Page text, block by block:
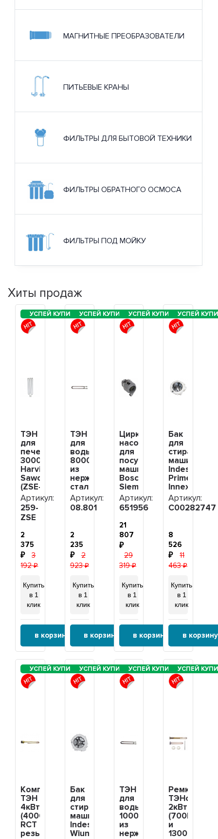
МАГНИТНЫЕ ПРЕОБРАЗОВАТЕЛИ
ПИТЬЕВЫЕ КРАНЫ
ФИЛЬТРЫ ДЛЯ БЫТОВОЙ ТЕХНИКИ
ФИЛЬТРЫ ОБРАТНОГО ОСМОСА
ФИЛЬТРЫ ПОД МОЙКУ
Хиты продаж
ТЭН
для
печей
3000W
Harvia,
Sawo
(ZSE-
259,
21259,
HTS005HR),
259-
ZSE
Артикул:
259-
ZSE
2
375
3
192
Купить
в 1
клик
в корзину
ТЭН
для
воды
8000W
из
нержавеющей
стали,
клеммы
под
гайку,
Ф7,
380V
для
ЭВАН,
08.801
Артикул:
08.801
2
235
2
923
Купить
в 1
клик
в корзину
Циркуляционный
насос
для
посудомоечной
машины
Bosch,
Siemens,
с
ТЭНом,
644997,
647397,
MTR503BO,
651956
Артикул:
651956
21
807
29
319
Купить
в 1
клик
в корзину
Бак
для
стиральной
машины
Indesit
Prime
Innex,
Ariston
Aqualtis
5кг,
7кг,
Hotpoint-
Ariston
в
сборе,
Артикул:
C00282747
8
526
11
463
Купить
в 1
клик
в корзину
Комплект
ТЭН
4кВт
(4000Вт)
RCT
резьбовой
Бак
для
стиральной
машины
Indesit
Wiun
ТЭН
для
воды
10000W
из
нержавеющей
ТЭНов
2кВт
(700Вт
и
1300Вт)